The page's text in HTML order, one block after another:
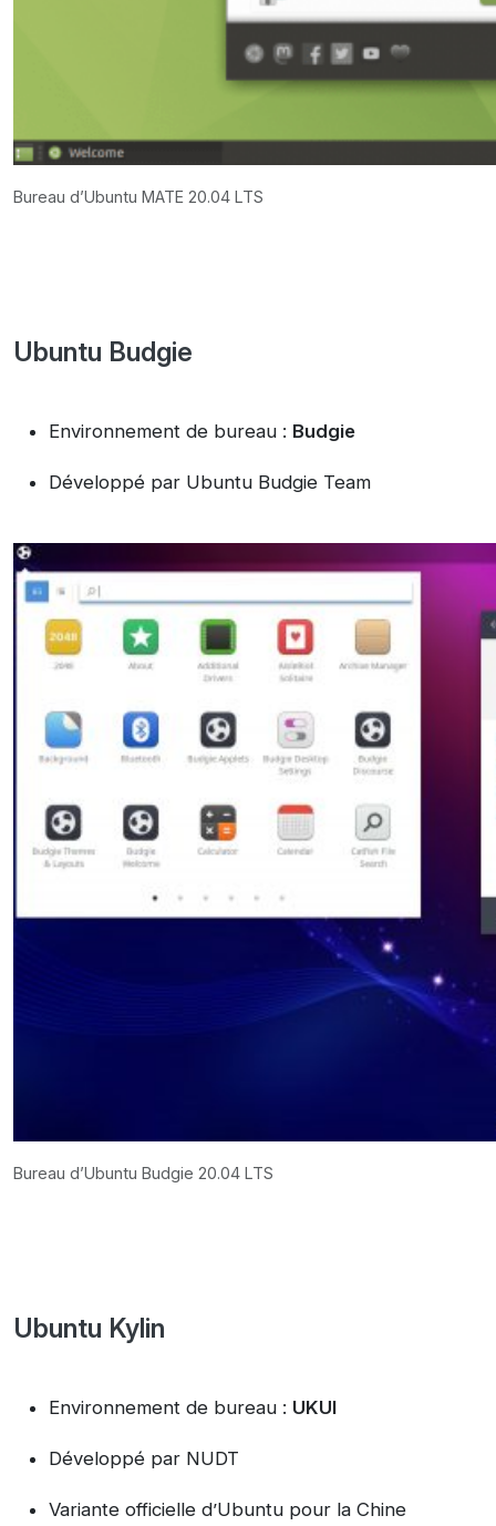
Bureau d’Ubuntu MATE 20.04 LTS
Ubuntu Budgie
Environnement de bureau : Budgie
Développé par Ubuntu Budgie Team
Bureau d’Ubuntu Budgie 20.04 LTS
Ubuntu Kylin
Environnement de bureau : UKUI
Développé par NUDT
Variante officielle d’Ubuntu pour la Chine